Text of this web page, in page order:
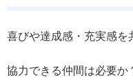
喜びや達成感・充実感を
協力できる仲間は必要か